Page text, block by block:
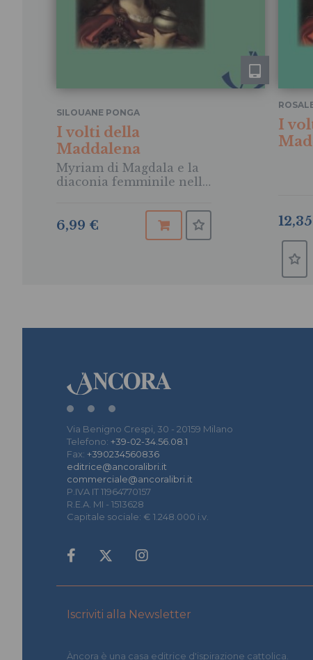
I volti della
Maddalena
Myriam di Magdala e la
diaconia femminile nella
SILOUANE PONGA
6,99 €
I
PONGA
Via Benigno Crespi, 30 - 20159 Milano
Telefono: +39-02-34.56.08.1
Fax: +390234560836
editrice@ancoralibri.it
commerciale@ancoralibri.it
P.IVA IT 11964770157
R.E.A. MI - 1513628
Capitale sociale: € 1.248.000 i.v.
Iscriviti alla Newsletter
Àncora è una casa editrice d'ispirazione cattolica.